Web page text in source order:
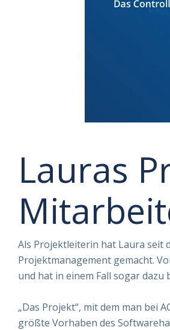
Lauras
Als Projektleiterin hat Laura seit
Projektmanagement gemacht.
und hat in einem Fall sogar
„Das Projekt“, mit dem man bei
größte Vorhaben des